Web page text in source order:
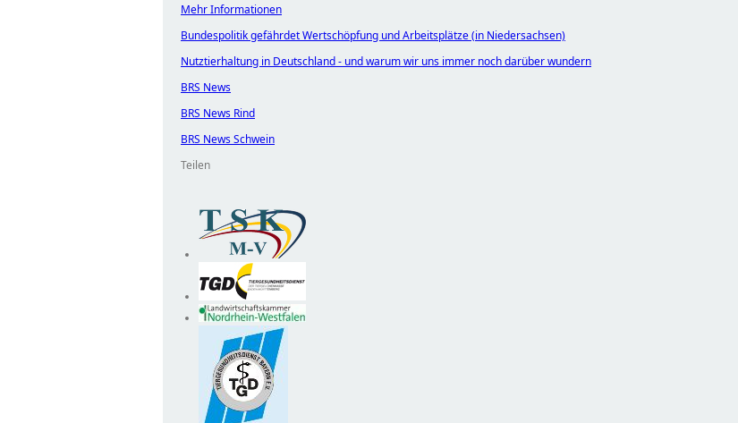
Mehr Informationen
Bundespolitik gefährdet Wertschöpfung und Arbeitsplätze (in Niedersachsen)
Nutztierhaltung in Deutschland - und warum wir uns immer noch darüber wundern
BRS News
BRS News Rind
BRS News Schwein
Teilen